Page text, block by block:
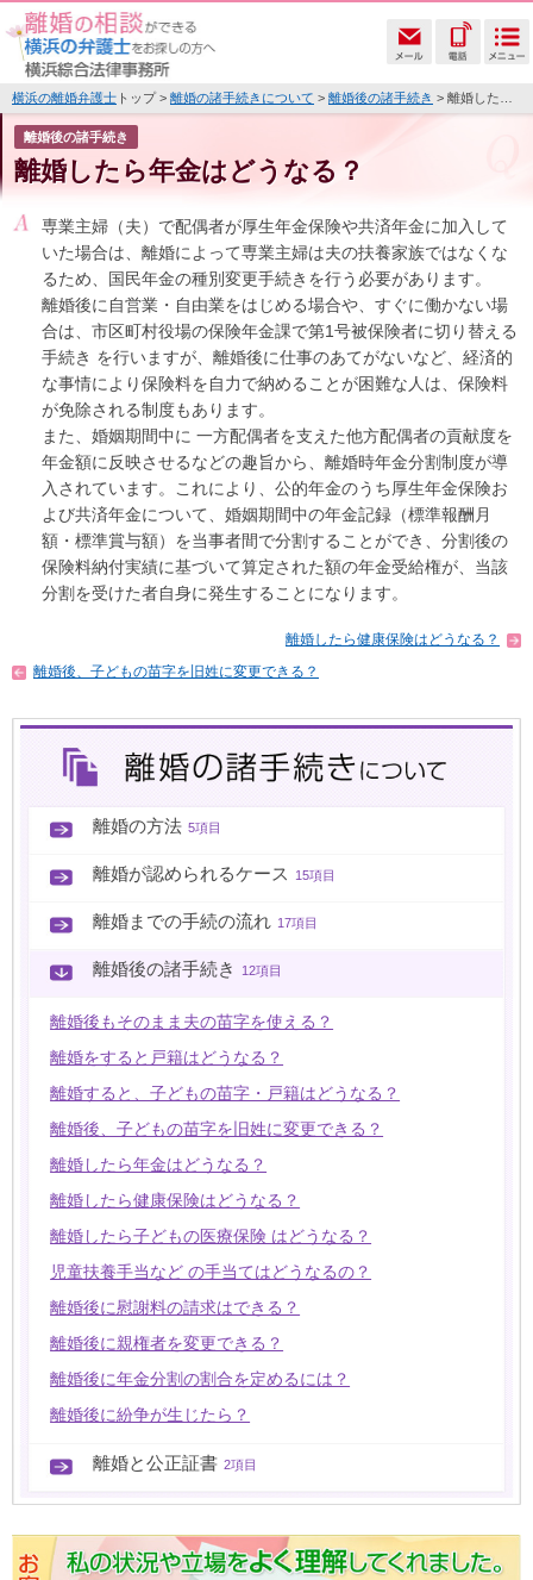
横浜の離婚弁護士 トップ > 離婚の諸手続きについて > 離婚後の諸手続き > 離婚したら年金はどうなる？
離婚後の諸手続き
離婚したら年金はどうなる？
専業主婦（夫）で配偶者が厚生年金保険や共済年金に加入して
いた場合は、離婚によって専業主婦は夫の扶養家族ではなくな
るため、国民年金の種別変更手続きを行う必要があります。
離婚後に自営業・自由業をはじめる場合や、すぐに働かない場
合は、市区町村役場の保険年金課で第1号被保険者に切り替える
手続き を行いますが、離婚後に仕事のあてがないなど、経済的
な事情により保険料を自力で納めることが困難な人は、保険料
が免除される制度もあります。
また、婚姻期間中に 一方配偶者を支えた他方配偶者の貢献度を
年金額に反映させるなどの趣旨から、離婚時年金分割制度が導
入されています。これにより、公的年金のうち厚生年金保険お
よび共済年金について、婚姻期間中の年金記録（標準報酬月
額・標準賞与額）を当事者間で分割することができ、分割後の
保険料納付実績に基づいて算定された額の年金受給権が、当該
分割を受けた者自身に発生することになります。
離婚したら健康保険はどうなる？
離婚後、子どもの苗字を旧姓に変更できる？
離婚の方法 5項目
離婚が認められるケース 15項目
離婚までの手続の流れ 17項目
離婚後の諸手続き 12項目
離婚後もそのまま夫の苗字を使える？
離婚をすると戸籍はどうなる？
離婚すると、子どもの苗字・戸籍はどうなる？
離婚後、子どもの苗字を旧姓に変更できる？
離婚したら年金はどうなる？
離婚したら健康保険はどうなる？
離婚したら子どもの医療保険 はどうなる？
児童扶養手当など の手当てはどうなるの？
離婚後に慰謝料の請求はできる？
離婚後に親権者を変更できる？
離婚後に年金分割の割合を定めるには？
離婚後に紛争が生じたら？
離婚と公正証書 2項目